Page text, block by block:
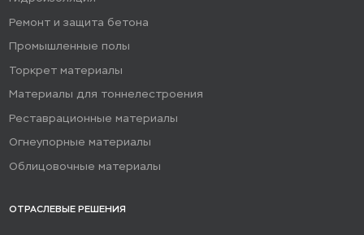
Ремонт и защита бетона
Промышленные полы
Торкрет материалы
Материалы для тоннелестроения
Реставрационные материалы
Огнеупорные материалы
Облицовочные материалы
ОТРАСЛЕВЫЕ РЕШЕНИЯ